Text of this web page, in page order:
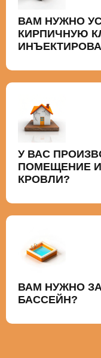
ВАМ НУЖНО
КИРПИЧНУЮ
У ВАС
ПОМЕЩЕНИЕ
КРОВЛИ?
ВАМ НУЖНО
БАССЕЙН?